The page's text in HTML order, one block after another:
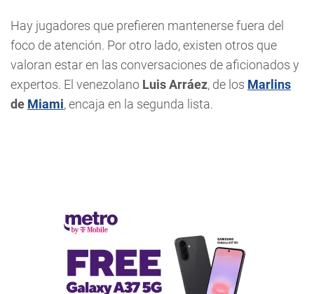
Hay jugadores que prefieren mantenerse fuera del
foco de atención. Por otro lado, existen otros que
valoran estar en las conversaciones de aficionados y
expertos. El venezolano Luis Arráez, de los Marlins
de Miami, encaja en la segunda lista.